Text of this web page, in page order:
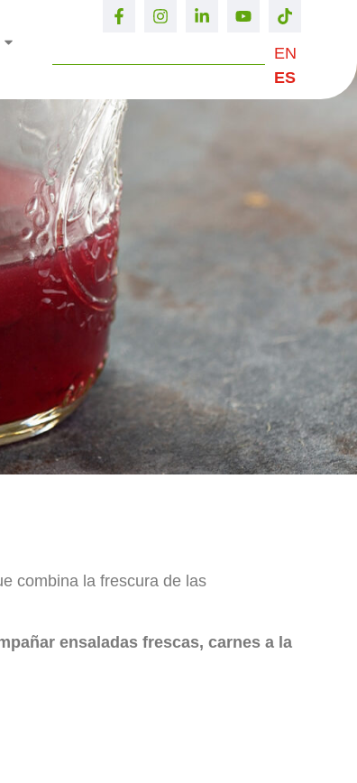
EN
ES
combina la frescura de las
ensaladas frescas, carnes a la